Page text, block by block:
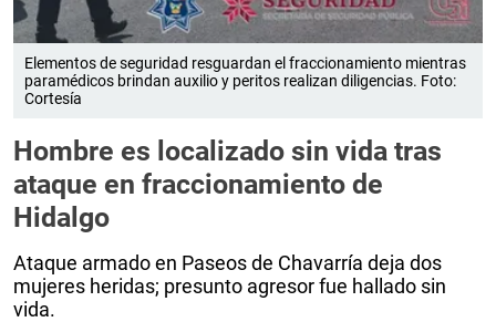
Elementos de seguridad resguardan el fraccionamiento mientras
paramédicos brindan auxilio y peritos realizan diligencias. Foto:
Cortesía
Hombre es localizado sin vida tras
ataque en fraccionamiento de
Hidalgo
Ataque armado en Paseos de Chavarría deja dos
mujeres heridas; presunto agresor fue hallado sin
vida.